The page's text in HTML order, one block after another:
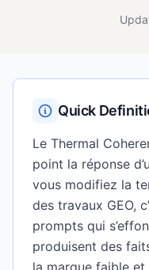
Quick
Le Thermal
point la réponse
vous modifiez la
des travaux GEO,
prompts qui
produisent des
la marque faible